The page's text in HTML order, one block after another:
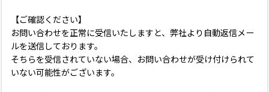
【ご確認ください】
お問い合わせを正常に受信いたしますと、弊社より自動返信メー
ルを送信しております。
そちらを受信されていない場合、お問い合わせが受け付けられて
いない可能性がございます。